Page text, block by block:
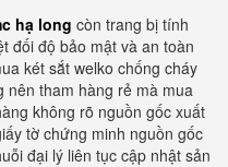
hạ long còn trang bị tính
đối độ bảo mật và an toàn
két sắt welko chống cháy
nên tham hàng rẻ mà mua
không rõ nguồn gốc xuất
tờ chứng minh nguồn gốc
đại lý liên tục cập nhật sản